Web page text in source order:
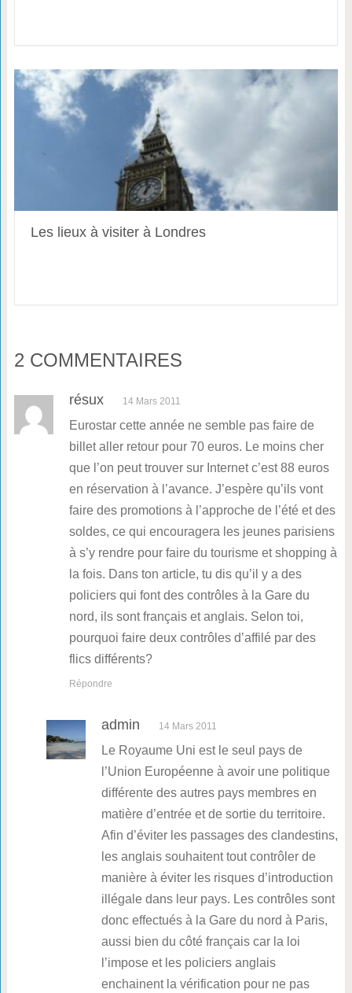
Les lieux à visiter à Londres
2 COMMENTAIRES
résux 14 Mars 2011
Eurostar cette année ne semble pas faire de
billet aller retour pour 70 euros. Le moins cher
que l’on peut trouver sur Internet c’est 88 euros
en réservation à l’avance. J’espère qu’ils vont
faire des promotions à l’approche de l’été et des
soldes, ce qui encouragera les jeunes parisiens
à s’y rendre pour faire du tourisme et shopping à
la fois. Dans ton article, tu dis qu’il y a des
policiers qui font des contrôles à la Gare du
nord, ils sont français et anglais. Selon toi,
pourquoi faire deux contrôles d’affilé par des
flics différents?
Répondre
admin 14 Mars 2011
Le Royaume Uni est le seul pays de
l’Union Européenne à avoir une politique
différente des autres pays membres en
matière d’entrée et de sortie du territoire.
Afin d’éviter les passages des clandestins,
les anglais souhaitent tout contrôler de
manière à éviter les risques d’introduction
illégale dans leur pays. Les contrôles sont
donc effectués à la Gare du nord à Paris,
aussi bien du côté français car la loi
l’impose et les policiers anglais
enchainent la vérification pour ne pas